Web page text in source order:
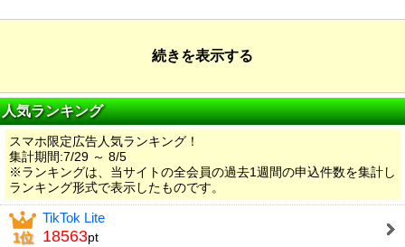
続きを表示する
人気ランキング
スマホ限定広告人気ランキング！
集計期間:7/29 ～ 8/5
※ランキングは、当サイトの全会員の過去1週間の申込件数を集計し
ランキング形式で表示したものです。
1位
TikTok Lite
18563pt